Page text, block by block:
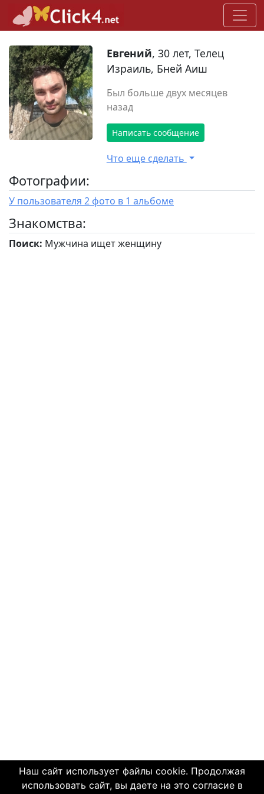
Наш сайт использует файлы cookie. Продолжая
использовать сайт, вы даете на это согласие в
Евгений, 30 лет, Телец
Израиль, Бней Аиш
Был больше двух месяцев
назад
Написать сообщение
Что еще сделать
Фотографии:
У пользователя 2 фото в 1 альбоме
Знакомства:
Поиск: Мужчина ищет женщину